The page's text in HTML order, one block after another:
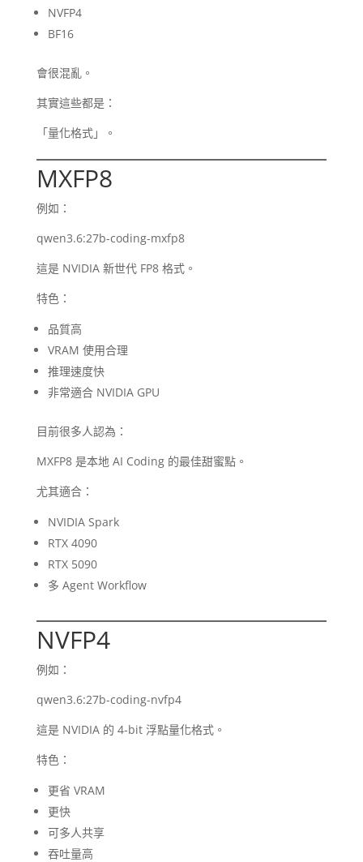
NVFP4
BF16
會很混亂。
其實這些都是：
「量化格式」。
MXFP8
例如：
qwen3.6:27b-coding-mxfp8
這是 NVIDIA 新世代 FP8 格式。
特色：
品質高
VRAM 使用合理
推理速度快
非常適合 NVIDIA GPU
目前很多人認為：
MXFP8 是本地 AI Coding 的最佳甜蜜點。
尤其適合：
NVIDIA Spark
RTX 4090
RTX 5090
多 Agent Workflow
NVFP4
例如：
qwen3.6:27b-coding-nvfp4
這是 NVIDIA 的 4-bit 浮點量化格式。
特色：
更省 VRAM
更快
可多人共享
吞吐量高